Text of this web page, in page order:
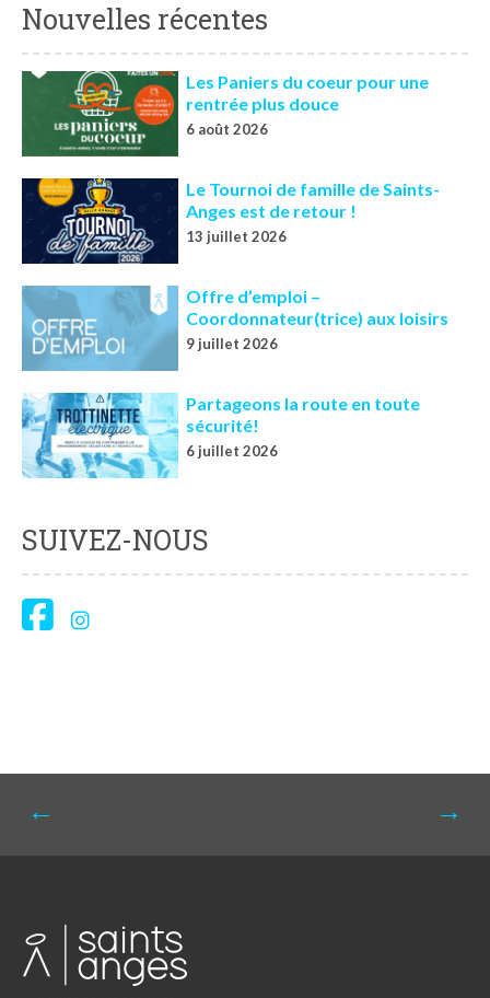
Nouvelles récentes
Les Paniers du coeur pour une
rentrée plus douce
6 août 2026
Le Tournoi de famille de Saints-
Anges est de retour !
13 juillet 2026
Offre d’emploi –
Coordonnateur(trice) aux loisirs
9 juillet 2026
Partageons la route en toute
sécurité!
6 juillet 2026
SUIVEZ-NOUS
Navigation
l'article
→
←